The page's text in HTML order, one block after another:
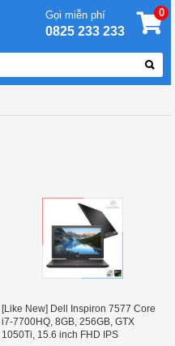
Gọi miễn phí
0825 233 233
0
[Like New] Dell Inspiron 7577 Core
i7-7700HQ, 8GB, 256GB, GTX
1050Ti, 15.6 inch FHD IPS